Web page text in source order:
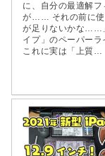
に、自分の最適解
が…… それの前に使
が足りないかな……
イプ」のペーパー
これに実は「上質…